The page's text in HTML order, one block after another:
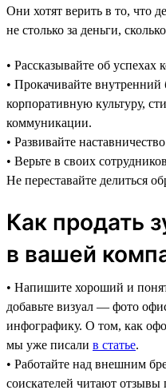
Они хотят верить в то, что
не столько за деньги,
• Рассказывайте об
• Прокачивайте
корпоративную культуру,
коммуникации.
• Развивайте
• Верьте в своих
Не переставайте делиться
Как продать
в вашей
• Напишите хороший и
добавьте визуал — фото
инфографику. О том, как
мы уже писали в статье.
• Работайте над внешним
соискателей читают отзывы